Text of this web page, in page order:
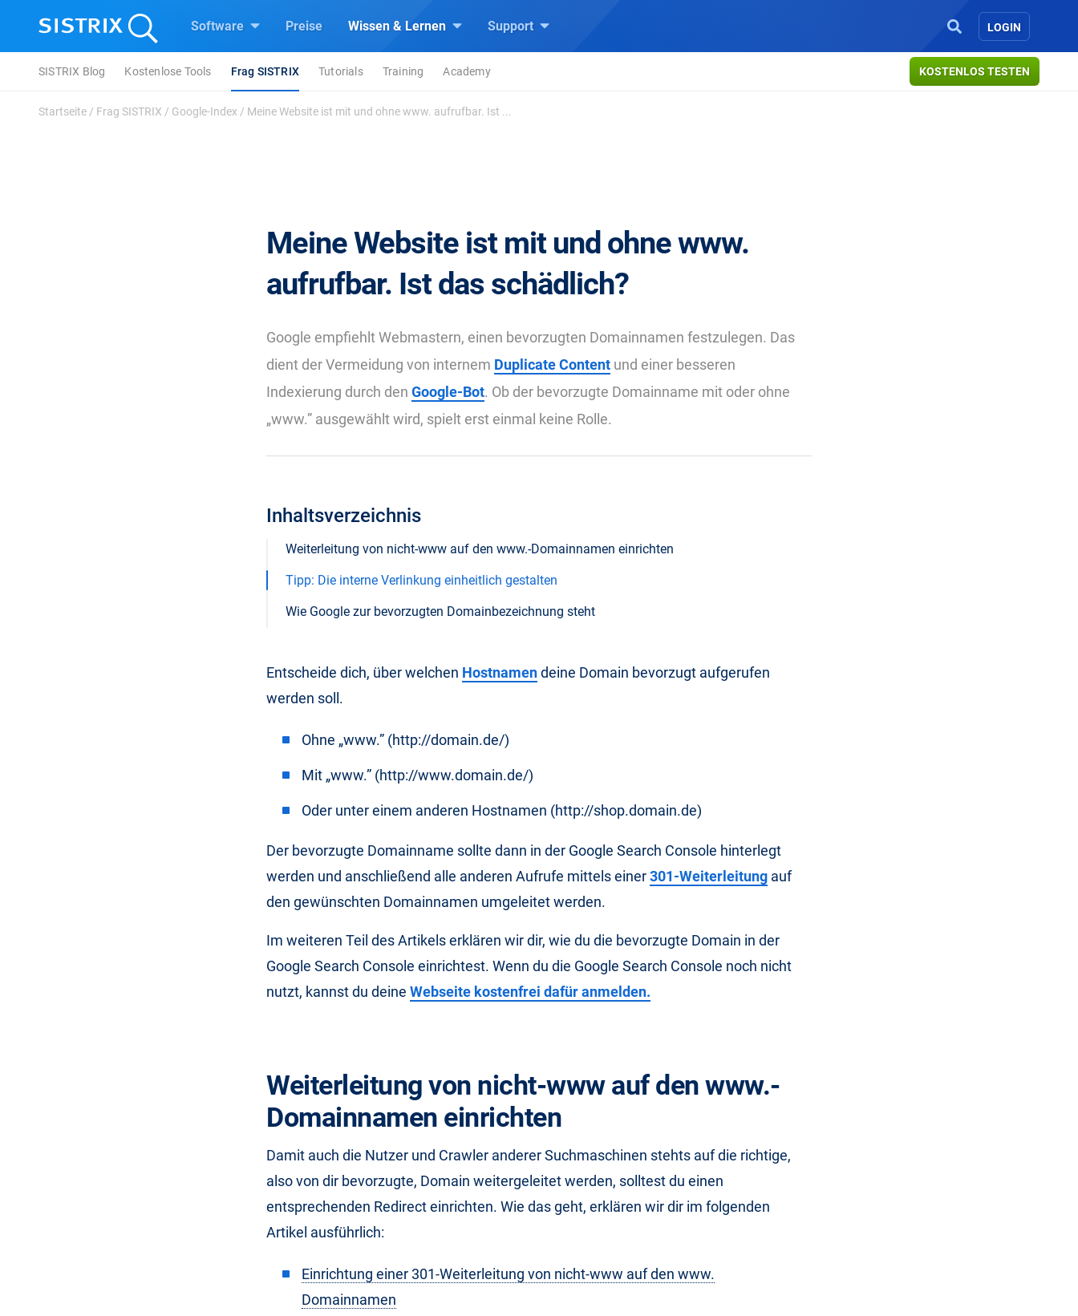
Software Preise Wissen & Lernen Support LOGIN
KOSTENLOS TESTEN
SISTRIX Blog Kostenlose Tools Frag SISTRIX Tutorials Training Academy
Startseite / Frag SISTRIX / Google-Index / Meine Website ist mit und ohne www. aufrufbar. Ist ...
Meine Website ist mit und ohne www.
aufrufbar. Ist das schädlich?
Google empfiehlt Webmastern, einen bevorzugten Domainnamen festzulegen. Das
dient der Vermeidung von internem Duplicate Content und einer besseren
Indexierung durch den Google-Bot. Ob der bevorzugte Domainname mit oder ohne
„www.” ausgewählt wird, spielt erst einmal keine Rolle.
Inhaltsverzeichnis
Weiterleitung von nicht-www auf den www.-Domainnamen einrichten
Tipp: Die interne Verlinkung einheitlich gestalten
Wie Google zur bevorzugten Domainbezeichnung steht
Entscheide dich, über welchen Hostnamendeine Domain bevorzugt aufgerufen
werden soll.
Ohne „www.” (http://domain.de/)
Mit „www.” (http://www.domain.de/)
Oder unter einem anderen Hostnamen (http://shop.domain.de)
Der bevorzugte Domainname sollte dann in der Google Search Console hinterlegt
werden und anschließend alle anderen Aufrufe mittels einer301-Weiterleitung auf
den gewünschten Domainnamen umgeleitet werden.
Im weiteren Teil des Artikels erklären wir dir, wie du die bevorzugte Domain in der
Google Search Console einrichtest. Wenn du die Google Search Console noch nicht
nutzt, kannst du deine Webseite kostenfrei dafür anmelden.
Weiterleitung von nicht-www auf den www.-
Domainnamen einrichten
Damit auch die Nutzer und Crawler anderer Suchmaschinen stehts auf die richtige,
also von dir bevorzugte, Domain weitergeleitet werden, solltest du einen
entsprechenden Redirect einrichten. Wie das geht, erklären wir dir im folgenden
Artikel ausführlich:
Einrichtung einer 301-Weiterleitung von nicht-www auf den www.
Domainnamen